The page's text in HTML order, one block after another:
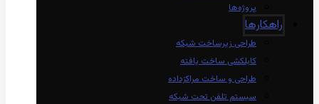
پروژه‌ها
راهکارها
طراحی زیرساخت شبکه
کابلکشی ساخت یافته
طراحی و ساخت مراکزداده
سیستم تلفن تحت شبکه